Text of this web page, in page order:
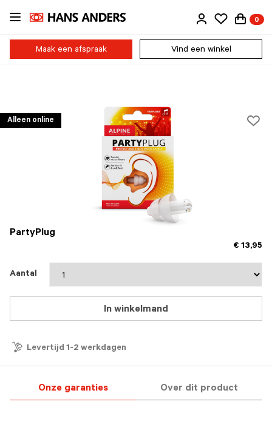
Ga
naar
inhoud
0
Maak een afspraak Vind een winkel
Alleen online
PartyPlug
€ 13,95
Aantal
In winkelmand
Levertijd 1-2 werkdagen
Onze garanties Over dit product